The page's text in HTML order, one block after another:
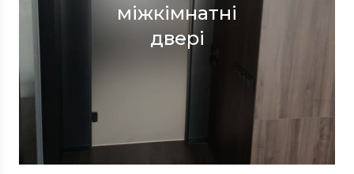
міжкімнатні
двері